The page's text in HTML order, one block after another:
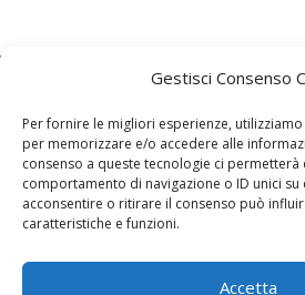
Gestisci Consenso
Per fornire le migliori esperienze,
per memorizzare e/o accedere alle
consenso a queste tecnologie ci
comportamento di navigazione o ID unici su
acconsentire o ritirare il consenso può
caratteristiche e funzioni.
Accetta
La Redazione
Direttore responsabile:
Critica Letteraria:Ambrogio Bianchi